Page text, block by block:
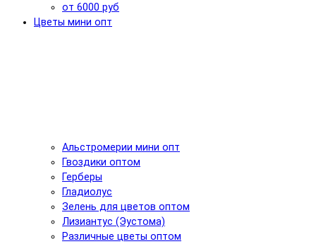
от 6000 руб
Цветы мини опт
Альстромерии мини опт
Гвоздики оптом
Герберы
Гладиолус
Зелень для цветов оптом
Лизиантус (Эустома)
Различные цветы оптом